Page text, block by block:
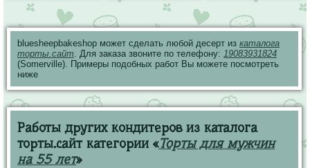
bluesheepbakeshop может сделать любой десерт из каталога
торты.сайт. Для заказа звоните по телефону: 19083931824
(Somerville). Примеры подобных работ Вы можете посмотреть
ниже
Работы других кондитеров из каталога
торты.сайт категории «Торты для мужчин
на 55 лет»